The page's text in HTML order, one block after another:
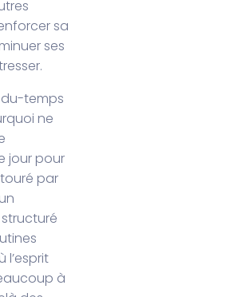
sa
ses
temps
ne
jour pour
par
à